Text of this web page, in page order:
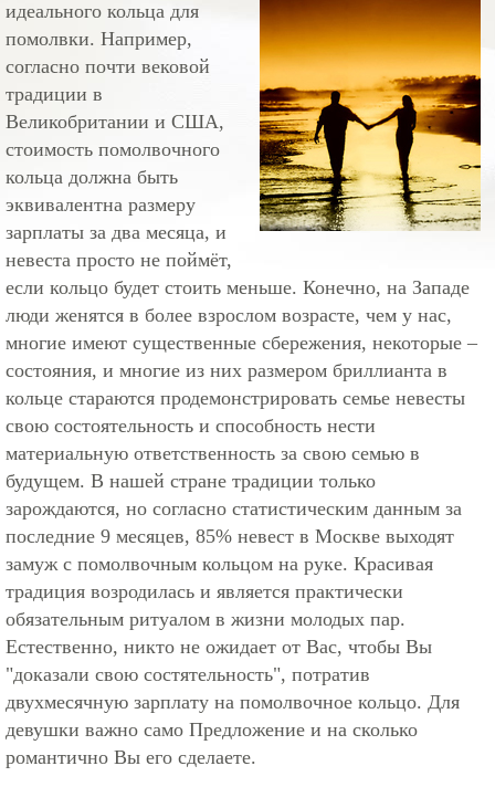
идеального кольца для
помолвки. Например,
согласно почти вековой
традиции в
Великобритании и США,
стоимость помолвочного
кольца должна быть
эквивалентна размеру
зарплаты за два месяца, и
невеста просто не поймёт,
если кольцо будет стоить меньше. Конечно, на Западе
люди женятся в более взрослом возрасте, чем у нас,
многие имеют существенные сбережения, некоторые –
состояния, и многие из них размером бриллианта в
кольце стараются продемонстрировать семье невесты
свою состоятельность и способность нести
материальную ответственность за свою семью в
будущем. В нашей стране традиции только
зарождаются, но согласно статистическим данным за
последние 9 месяцев, 85% невест в Москве выходят
замуж с помолвочным кольцом на руке. Красивая
традиция возродилась и является практически
обязательным ритуалом в жизни молодых пар.
Естественно, никто не ожидает от Вас, чтобы Вы
"доказали свою состятельность", потратив
двухмесячную зарплату на помолвочное кольцо. Для
девушки важно само Предложение и на сколько
романтично Вы его сделаете.